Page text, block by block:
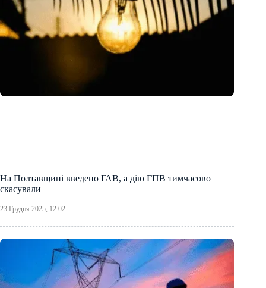
На Полтавщині введено ГАВ, а дію ГПВ тимчасово
скасували
23 Грудня 2025, 12:02